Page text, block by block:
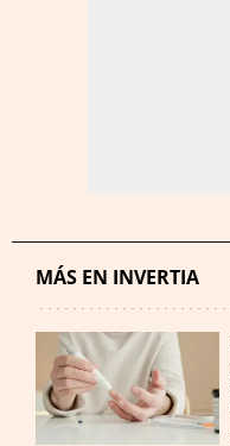
MÁS EN INVERTIA